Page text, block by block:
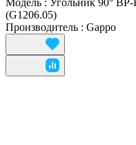
(G1206.05)
Производитель : Gappo